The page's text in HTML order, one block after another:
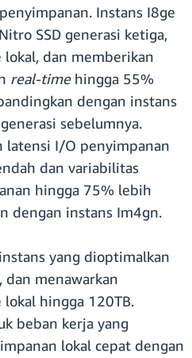
Instans I8ge
SSD generasi ketiga,
dan memberikan
real-timehingga 55%
dengan instans
sebelumnya.
latensi I/O penyimpanan
dan variabilitas
hingga 75% lebih
dengan instans Im4gn.
yang dioptimalkan
menawarkan
hingga 120TB.
beban kerja yang
lokal cepat dengan